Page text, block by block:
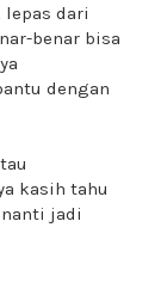
lepas dari
benar bisa
dengan
kasih tahu
jadi